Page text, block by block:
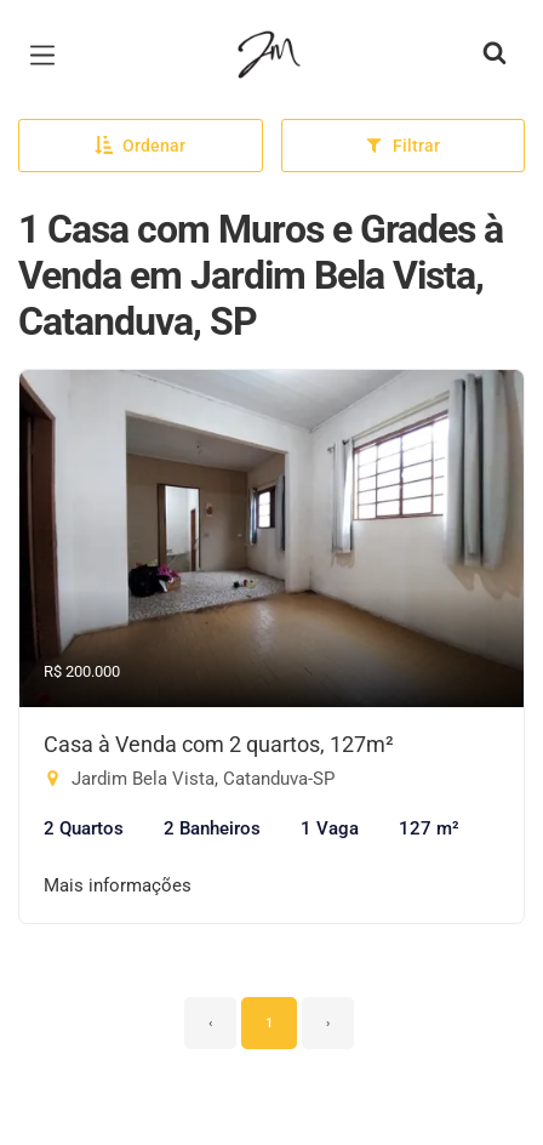
Página inicial
Ordenar Filtrar
1 Casa com Muros e Grades à
Venda em Jardim Bela Vista,
Catanduva, SP
R$ 200.000
Casa à Venda com 2 quartos, 127m²
Jardim Bela Vista, Catanduva-SP
2 Quartos 2 Banheiros 1 Vaga 127 m²
Mais informações
‹ 1 ›